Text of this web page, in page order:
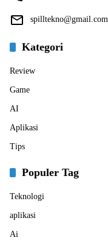
spilltekno@gmail.com
Kategori
Review
Game
AI
Aplikasi
Tips
Populer Tag
Teknologi
aplikasi
Ai